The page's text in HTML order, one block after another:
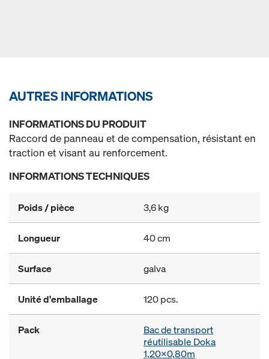
AUTRES INFORMATIONS
INFORMATIONS DU PRODUIT
Raccord de panneau et de compensation, résistant en
traction et visant au renforcement.
INFORMATIONS TECHNIQUES
Poids / pièce 3,6 kg
Longueur 40 cm
Surface galva
Unité d'emballage 120 pcs.
Pack
Bac de transport
réutilisable Doka
1,20x0,80m